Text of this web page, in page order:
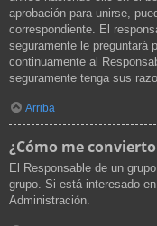
aprobación para unirse,
correspondiente. El
seguramente le preguntará
continuamente al
seguramente tenga sus
Arriba
¿Cómo me
El Responsable de un
grupo. Si está interesado
Administración.